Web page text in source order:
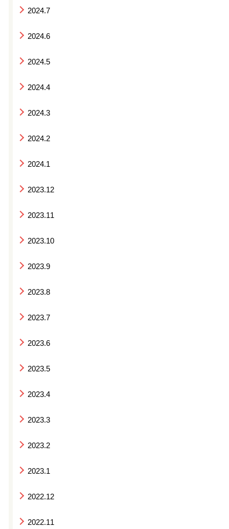
2024.7
2024.6
2024.5
2024.4
2024.3
2024.2
2024.1
2023.12
2023.11
2023.10
2023.9
2023.8
2023.7
2023.6
2023.5
2023.4
2023.3
2023.2
2023.1
2022.12
2022.11